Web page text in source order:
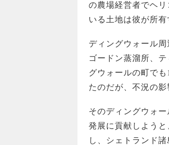
の農場経営者でヘ
いる土地は彼が所
ディングウォール
ゴードン蒸溜所、
グウォールの町で
たのだが、不況の影
そのディングウォ
発展に貢献しよう
し、シェトランド